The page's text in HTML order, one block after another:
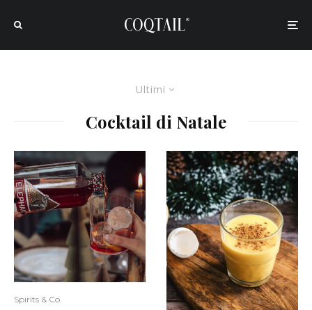
Ultimi
Cocktail di Natale
Spirits & Co.